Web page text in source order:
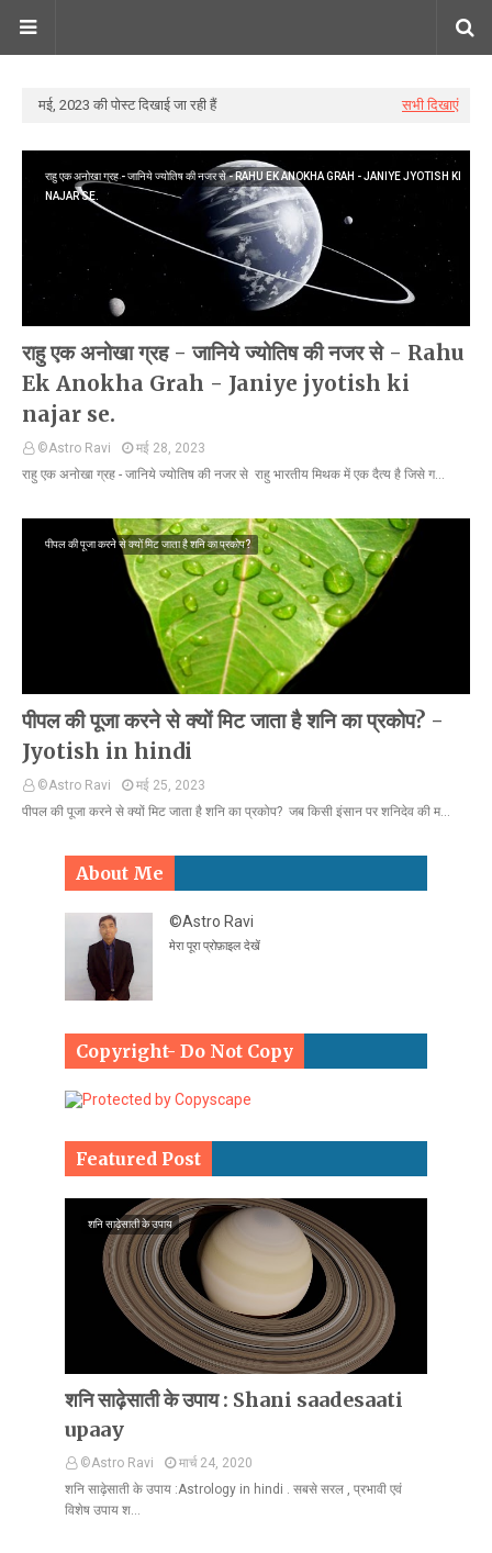
मई, 2023 की पोस्ट दिखाई जा रही हैं सभी दिखाएं
राहु एक अनोखा ग्रह - जानिये ज्योतिष की नजर से - RAHU EK ANOKHA GRAH - JANIYE JYOTISH KI
NAJAR SE.
राहु एक अनोखा ग्रह - जानिये ज्योतिष की नजर से - Rahu
Ek Anokha Grah - Janiye jyotish ki
najar se.
©Astro Ravi
मई 28, 2023
राहु एक अनोखा ग्रह - जानिये ज्योतिष की नजर से राहु भारतीय मिथक में एक दैत्य है जिसे ग…
पीपल की पूजा करने से क्‍यों मिट जाता है शनि का प्रकोप?
पीपल की पूजा करने से क्‍यों मिट जाता है शनि का प्रकोप? -
Jyotish in hindi
©Astro Ravi
मई 25, 2023
पीपल की पूजा करने से क्‍यों मिट जाता है शनि का प्रकोप? जब किसी इंसान पर शनिदेव की म…
About Me
©Astro Ravi
मेरा पूरा प्रोफ़ाइल देखें
Copyright- Do Not Copy
Featured Post
शनि साढ़ेसाती के उपाय
शनि साढ़ेसाती के उपाय : Shani saadesaati
upaay
©Astro Ravi
मार्च 24, 2020
शनि साढ़ेसाती के उपाय :Astrology in hindi . सबसे सरल , प्रभावी एवं
विशेष उपाय श…